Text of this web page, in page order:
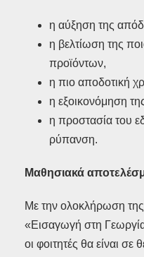
η αύξηση της
η βελτίωση της
προϊόντων,
η πιο αποδοτική
η εξοικονόμηση
η προστασία του
ρύπανση.
Μαθησιακά
Με την ολοκλήρωση
«Εισαγωγή στη Γεωργία
οι φοιτητές θα είναι σε